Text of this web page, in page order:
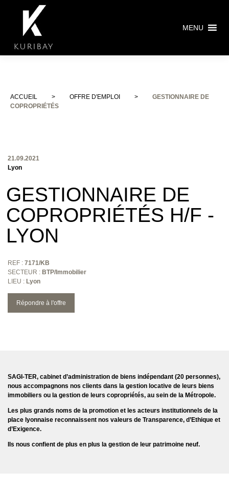
MENU
ACCUEIL > OFFRE D'EMPLOI >
GESTIONNAIRE DE
COPROPRIÉTÉS
21.09.2021
Lyon
GESTIONNAIRE DE
COPROPRIÉTÉS H/F -
LYON
REF : 7171/KB
SECTEUR : BTP/Immobilier
LIEU : Lyon
Répondre à l'offre
SAGI-TER, cabinet d’administration de biens indépendant (20 personnes),
nous accompagnons nos clients dans la gestion locative de leurs biens
immobiliers ou la gestion de leurs copropriétés, au sein de la Métropole.
Les plus grands noms de la promotion et les acteurs institutionnels de la
place lyonnaise reconnaissent nos valeurs de Transparence, d’Ethique et
d’Exigence.
Ils nous confient de plus en plus la gestion de leur patrimoine neuf.